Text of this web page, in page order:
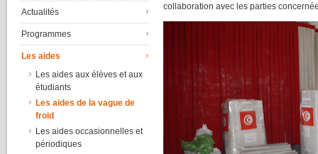
collaboration avec les parties
Actualités
Programmes
Les aides
Les aides aux élèves et aux
étudiants
Les aides de la vague de
froid
Les aides occasionnelles et
périodiques